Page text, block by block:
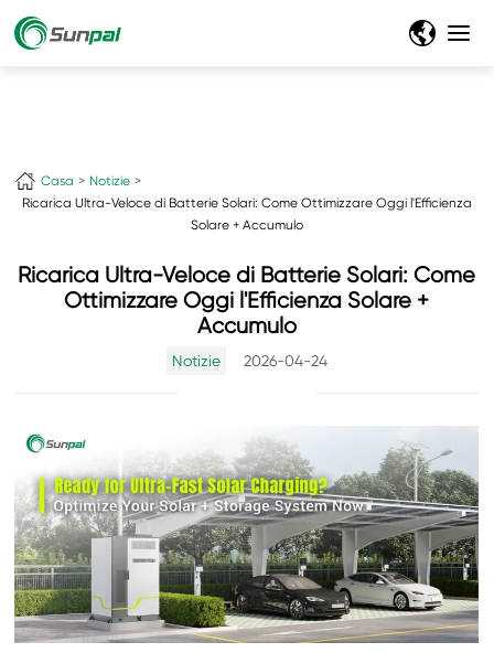
Casa
Notizie
Ricarica Ultra-Veloce di Batterie Solari: Come Ottimizzare Oggi l'Efficienza
Solare + Accumulo
Ricarica Ultra-Veloce di Batterie Solari: Come
Ottimizzare Oggi l'Efficienza Solare +
Accumulo
Notizie 2026-04-24